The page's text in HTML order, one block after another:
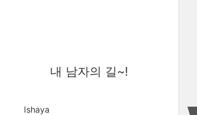
내 남자의 길~!
Ishaya